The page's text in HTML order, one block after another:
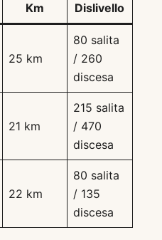
Km Dislivello
25 km
80 salita
/ 260
discesa
21 km
215 salita
/ 470
discesa
22 km
80 salita
/ 135
discesa